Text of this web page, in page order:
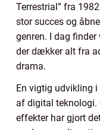
Terrestrial” fra
stor succes og
genren. I dag
der dækker alt fra
drama.
En vigtig udvikling
af digital teknologi.
effekter har gjort